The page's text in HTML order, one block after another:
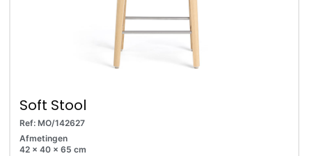
Soft Stool
Ref: MO/142627
Afmetingen
42 x 40 x 65 cm